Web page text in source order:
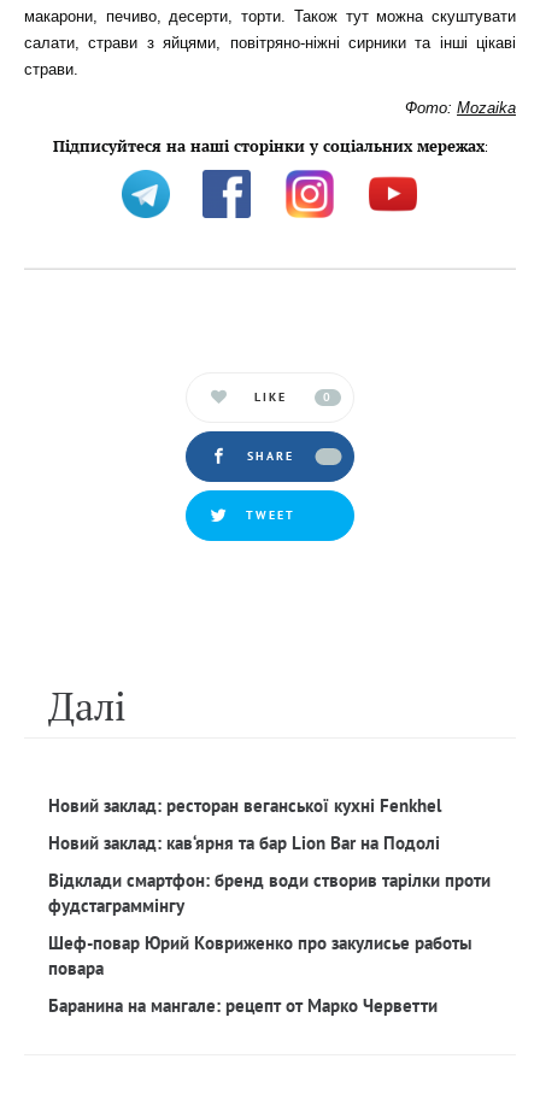
макарони, печиво, десерти, торти. Також тут можна скуштувати
салати, страви з яйцями, повітряно-ніжні сирники та інші цікаві
страви.
Фото: Mozaika
Підписуйтеся на наші сторінки у соціальних мережах:
LIKE 0
SHARE
TWEET
Далi
Новий заклад: ресторан веганської кухні Fenkhel
Новий заклад: кав‘ярня та бар Lion Bar на Подолі
Відклади смартфон: бренд води створив тарілки проти
фудстаграммінгу
Шеф-повар Юрий Ковриженко про закулисье работы
повара
Баранина на мангале: рецепт от Марко Черветти